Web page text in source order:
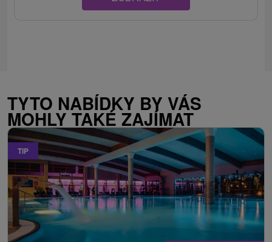
TYTO NABÍDKY BY VÁS
MOHLY TAKÉ ZAJÍMAT
TIP